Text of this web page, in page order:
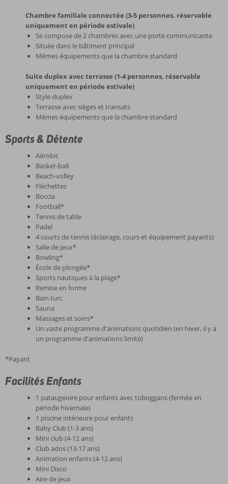
Chambre familiale connectée (3-5 personnes, réservable
uniquement en période estivale)
Se compose de 2 chambres avec une porte communicante
Située dans le bâtiment principal
Mêmes équipements que la chambre standard
Suite duplex avec terrasse (1-4 personnes, réservable
uniquement en période estivale)
Style duplex
Terrasse avec sièges et transats
Mêmes équipements que la chambre standard
Sports & Détente
Aérobic
Basket-ball
Beach-volley
Fléchettes
Boccia
Football*
Tennis de table
Padel
4 courts de tennis (éclairage, cours et équipement payants)
Salle de jeux*
Bowling*
École de plongée*
Sports nautiques à la plage*
Remise en forme
Bain turc
Sauna
Massages et soins*
Un vaste programme d'animations quotidien (en hiver, il y a
un programme d'animations limité)
*Payant
Facilités Enfants
1 pataugeoire pour enfants avec toboggans (fermée en
période hivernale)
1 piscine intérieure pour enfants
Baby Club (1-3 ans)
Mini club (4-12 ans)
Club ados (13-17 ans)
Animation enfants (4-12 ans)
Mini Disco
Aire de jeux